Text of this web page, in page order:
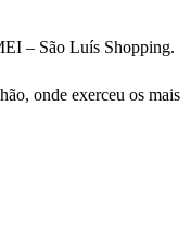
– São Luís Shopping.
onde exerceu os mais